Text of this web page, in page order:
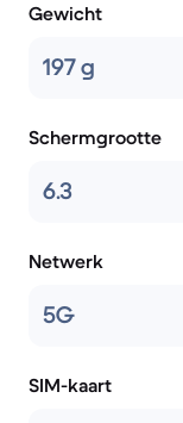
Gewicht
197 g
Schermgrootte
6.3
Netwerk
5G
SIM-kaart